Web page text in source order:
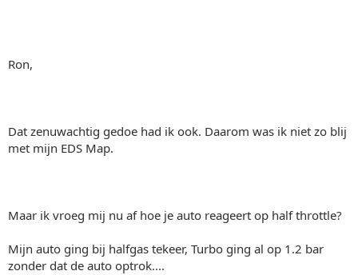
Ron,
Dat zenuwachtig gedoe had ik ook. Daarom was ik niet zo blij
met mijn EDS Map.
Maar ik vroeg mij nu af hoe je auto reageert op half throttle?
Mijn auto ging bij halfgas tekeer, Turbo ging al op 1.2 bar
zonder dat de auto optrok....